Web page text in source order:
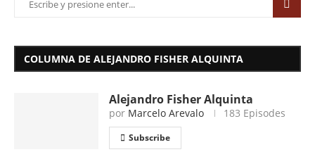
COLUMNA DE ALEJANDRO FISHER ALQUINTA
Alejandro Fisher Alquinta
por Marcelo Arevalo 183 Episodes
Subscribe